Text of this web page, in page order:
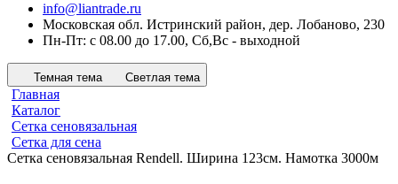
info@liantrade.ru
Московская обл. Истринский район, дер. Лобаново, 230
Пн-Пт: c 08.00 до 17.00, Cб,Вс - выходной
Темная тема Светлая тема
Главная
Каталог
Сетка сеновязальная
Сетка для сена
Сетка сеновязальная Rendell. Ширина 123см. Намотка 3000м